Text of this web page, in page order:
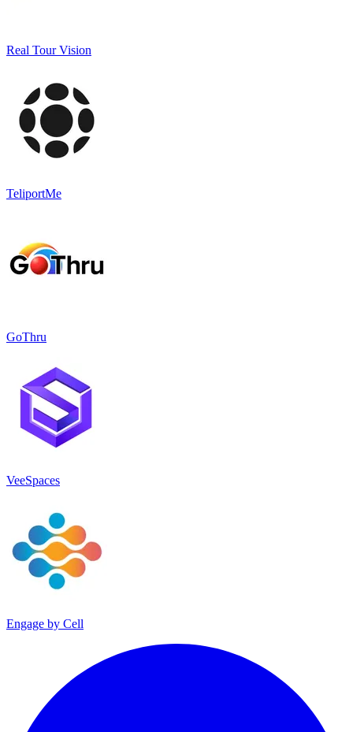
Real Tour Vision
TeliportMe
GoThru
VeeSpaces
Engage by Cell